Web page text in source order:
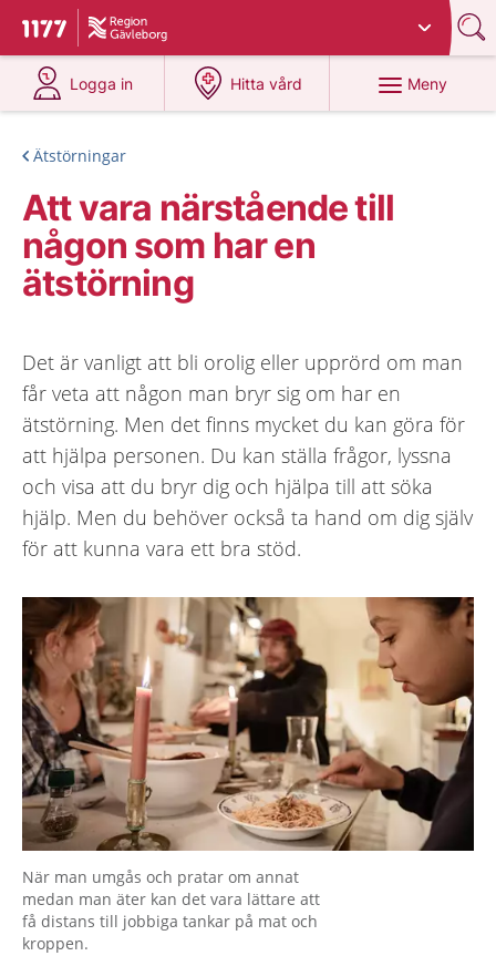
Till startsidan för 1177
Du har valt region
Logga in
på 1177.se
Hitta vård
på 1177.se
Meny
Ätstörningar
Att vara närstående till
någon som har en
ätstörning
Det är vanligt att bli orolig eller upprörd om man
får veta att någon man bryr sig om har en
ätstörning. Men det finns mycket du kan göra för
att hjälpa personen. Du kan ställa frågor, lyssna
och visa att du bryr dig och hjälpa till att söka
hjälp. Men du behöver också ta hand om dig själv
för att kunna vara ett bra stöd.
När man umgås och pratar om annat
medan man äter kan det vara lättare att
få distans till jobbiga tankar på mat och
kroppen.